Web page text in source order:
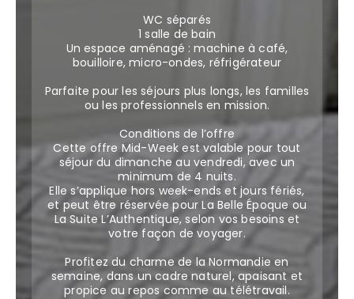
WC séparés
1 salle de bain
Un espace aménagé : machine à café,
bouilloire, micro-ondes, réfrigérateur
Parfaite pour les séjours plus longs, les familles
ou les professionnels en mission.
Conditions de l’offre
Cette offre Mid-Week est valable pour tout
séjour du dimanche au vendredi, avec un
minimum de 4 nuits.
Elle s’applique hors week-ends et jours fériés,
et peut être réservée pour La Belle Époque ou
La Suite L’Authentique, selon vos besoins et
votre façon de voyager.
Profitez du charme de la Normandie en
semaine, dans un cadre naturel, apaisant et
propice au repos comme au télétravail.